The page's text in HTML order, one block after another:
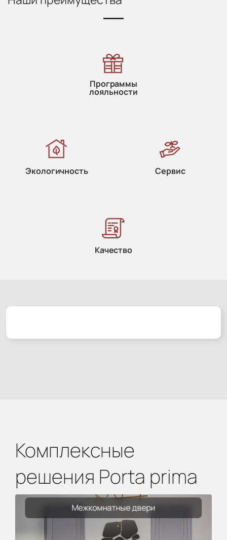
Программы
лояльности
Экологичность Сервис
Качество
Комплексные
решения Porta prima
Межкомнатные двери